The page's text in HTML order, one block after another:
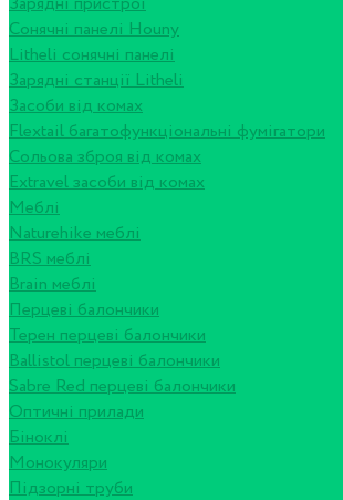
Сонячні панелі Houny
Litheli сонячні панелі
Зарядні станції Litheli
Засоби від комах
Flextail багатофункціональні фумігатори
Сольова зброя від комах
Extravel засоби від комах
Меблі
Naturehike меблі
BRS меблі
Brain меблі
Перцеві балончики
Терен перцеві балончики
Ballistol перцеві балончики
Sabre Red перцеві балончики
Оптичні прилади
Біноклі
Монокуляри
Підзорні труби